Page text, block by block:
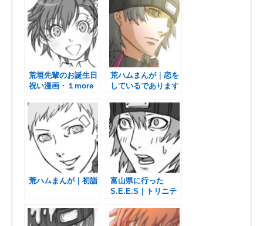
荒垣先輩のお誕生日
祝い漫画・１more
荒ハムまんが｜恋を
しているであります
荒ハムまんが｜初詣
富山県に行った
S.E.E.S｜トリニテ